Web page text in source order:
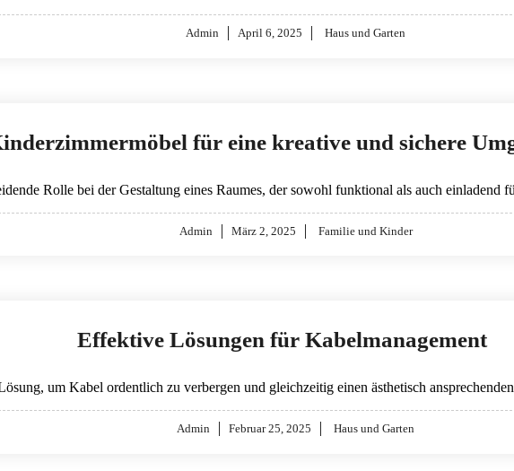
Admin
Posted
April 6, 2025 Haus und Garten
für eine kreative und sichere
Rolle bei der Gestaltung eines Raumes, der sowohl funktional als auch
Admin
Posted
März 2, 2025 Familie und Kinder
Effektive Lösungen für Kabelmanagement
um Kabel ordentlich zu verbergen und gleichzeitig einen ästhetisch
Admin
Posted
Februar 25, 2025 Haus und Garten